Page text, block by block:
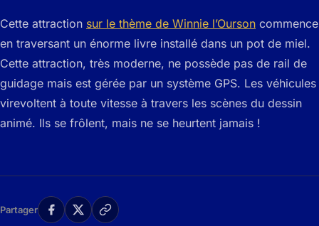
Cette attraction sur le thème de Winnie l’Ourson commence
en traversant un énorme livre installé dans un pot de miel.
Cette attraction, très moderne, ne possède pas de rail de
guidage mais est gérée par un système GPS. Les véhicules
virevoltent à toute vitesse à travers les scènes du dessin
animé. Ils se frôlent, mais ne se heurtent jamais !
Partager